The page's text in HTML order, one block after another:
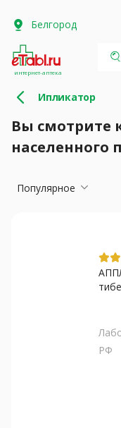
Белгород
интернет-аптека
Ипликатор
Вы смотрите
населенного
Популярное
РФ